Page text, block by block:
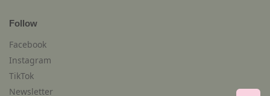
Follow
Facebook
Instagram
TikTok
Newsletter